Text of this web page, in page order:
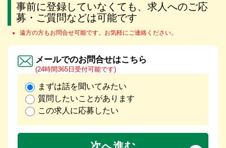
事前に登録していなくても、求人へのご応
募・ご質問などは可能です
遠方の方もお問合せ可能です。お気軽にご連絡ください。
メールでのお問合せはこちら
(24時間365日受付可能です)
まずは話を聞いてみたい
質問したいことがあります
この求人に応募したい